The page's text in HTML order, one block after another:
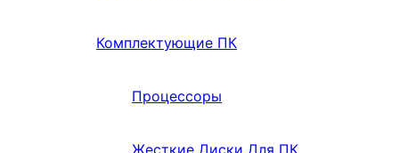
Комплектующие ПК
Процессоры